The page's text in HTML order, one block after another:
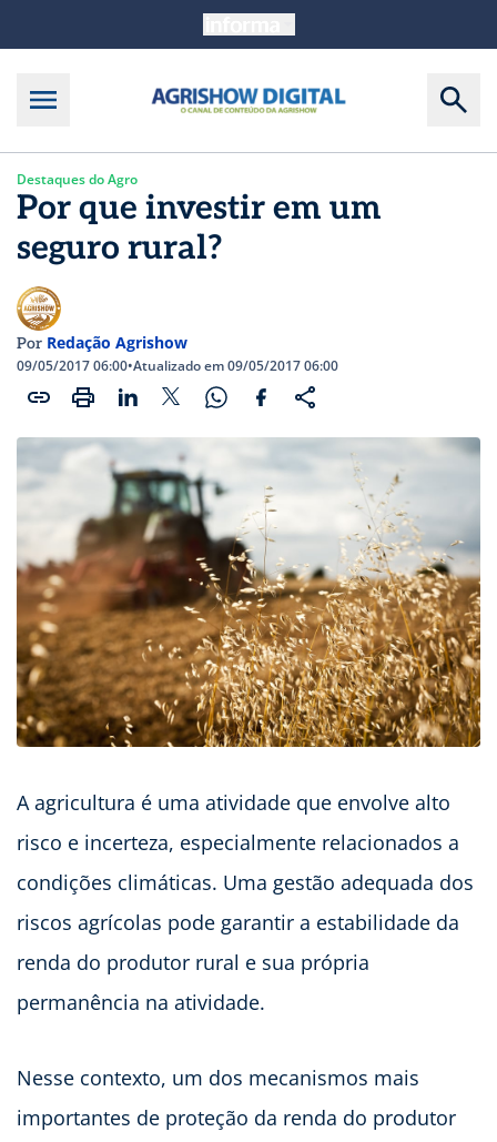
Destaques do Agro
Por que investir em um
seguro rural?
Por Redação Agrishow
09/05/2017 06:00•Atualizado em 09/05/2017 06:00
A agricultura é uma atividade que envolve alto
risco e incerteza, especialmente relacionados a
condições climáticas. Uma gestão adequada dos
riscos agrícolas pode garantir a estabilidade da
renda do produtor rural e sua própria
permanência na atividade.
Nesse contexto, um dos mecanismos mais
importantes de proteção da renda do produtor